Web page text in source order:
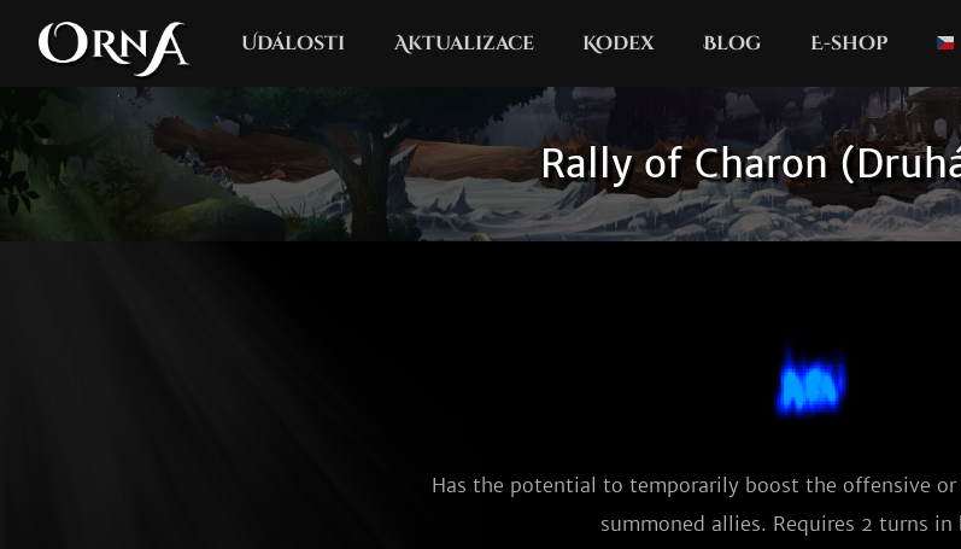
Události Aktualizace Kodex Blog E-shop
Rally of Charon
Has the potential to temporarily boost the offensive or
summoned allies. Requires 2 turns in